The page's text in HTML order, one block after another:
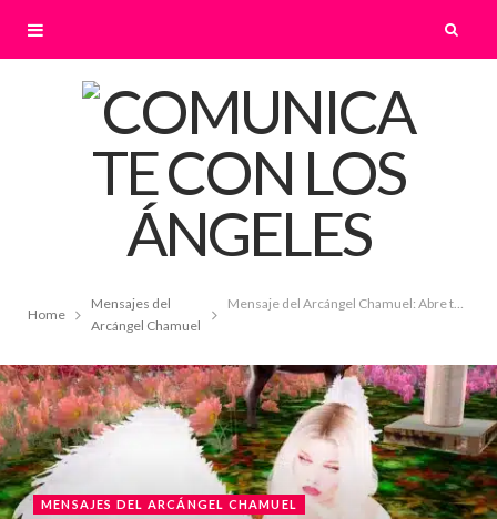
Home
Mensajes del
Arcángel Chamuel
Mensaje del Arcángel Chamuel: Abre tu corazón a lo que está por venir
MENSAJES DEL ARCÁNGEL CHAMUEL